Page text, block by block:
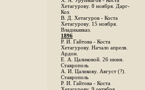
Хетагурову. 8 ноября. Дарг-
Кох
В. Д. Хетагуров - Коста
Хетагурову. 15 ноября.
Владикавказ.
1896
Р. И. Гайтова - Коста
Хетагурову. Начало апреля.
Ардон.
Е. А. Цаликовой. 26 июня.
Ставрополь
А. И. Цаликову. Август (?).
Ставрополь
Р. И. Гайтова - Коста